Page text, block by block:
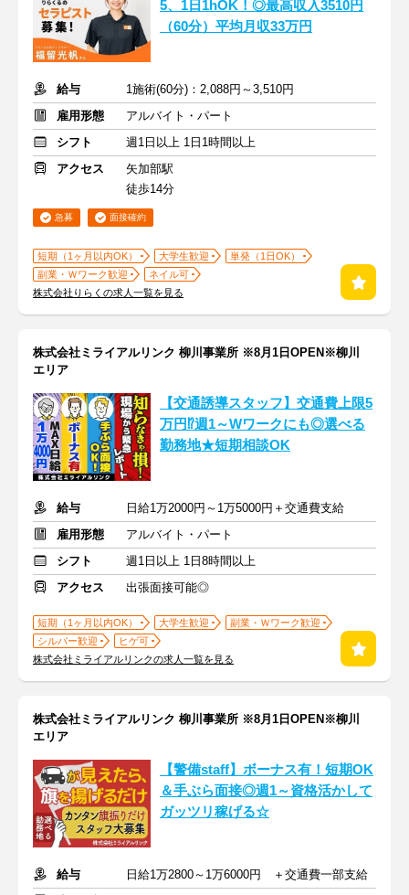
5、1日1hOK！◎最高収入3510円
（60分）平均月収33万円
給与
1施術(60分)：2,088円～3,510円
雇用形態
アルバイト・パート
シフト
週1日以上 1日1時間以上
アクセス
矢加部駅
徒歩14分
急募 面接確約
短期（1ヶ月以内OK） 大学生歓迎
単発（1日OK）
副業・Ｗワーク歓迎
ネイル可
株式会社りらくの求人一覧を見る
株式会社ミライアルリンク 柳川事業所 ※8月1日OPEN※柳川
エリア
【交通誘導スタッフ】交通費上限5
万円⁉週1～Wワークにも◎選べる
勤務地★短期相談OK
給与
日給1万2000円～1万5000円＋交通費支給
雇用形態
アルバイト・パート
シフト
週1日以上 1日8時間以上
アクセス
出張面接可能◎
短期（1ヶ月以内OK） 大学生歓迎
副業・Ｗワーク歓迎
シルバー歓迎
ヒゲ可
株式会社ミライアルリンクの求人一覧を見る
株式会社ミライアルリンク 柳川事業所 ※8月1日OPEN※柳川
エリア
【警備staff】ボーナス有！短期OK
＆手ぶら面接◎週1～資格活かして
ガッツリ稼げる☆
給与
日給1万2800～1万6000円 ＋交通費一部支給